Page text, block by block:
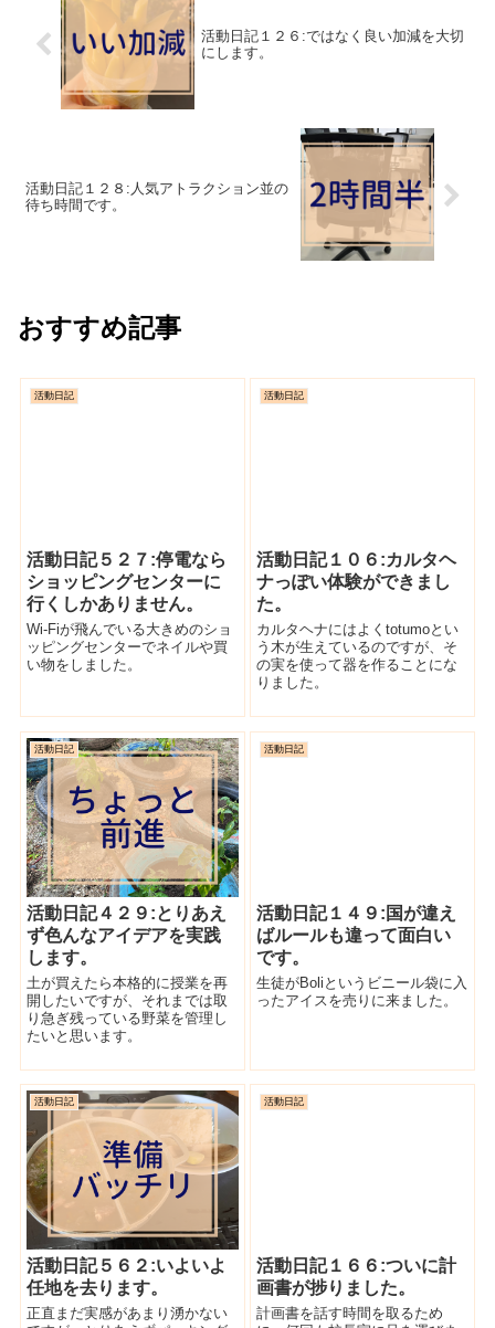
活動日記１２６:ではなく良い加減を大切
にします。
活動日記１２８:人気アトラクション並の
待ち時間です。
おすすめ記事
活動日記
活動日記５２７:停電なら
ショッピングセンターに
行くしかありません。
Wi-Fiが飛んでいる大きめのショ
ッピングセンターでネイルや買
い物をしました。
活動日記
活動日記１０６:カルタヘ
ナっぽい体験ができまし
た。
カルタヘナにはよくtotumoとい
う木が生えているのですが、そ
の実を使って器を作ることにな
りました。
活動日記
活動日記４２９:とりあえ
ず色んなアイデアを実践
します。
土が買えたら本格的に授業を再
開したいですが、それまでは取
り急ぎ残っている野菜を管理し
たいと思います。
活動日記
活動日記１４９:国が違え
ばルールも違って面白い
です。
生徒がBoliというビニール袋に入
ったアイスを売りに来ました。
活動日記
活動日記５６２:いよいよ
任地を去ります。
正直まだ実感があまり湧かない
活動日記
活動日記１６６:ついに計
画書が捗りました。
計画書を話す時間を取るため